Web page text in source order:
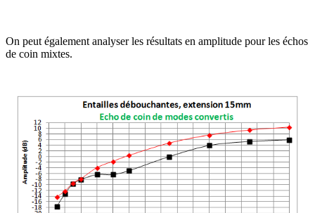
On peut également analyser les résultats en amplitude pour les échos
de coin mixtes.